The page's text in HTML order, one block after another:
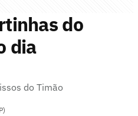
do
dia
do Timão